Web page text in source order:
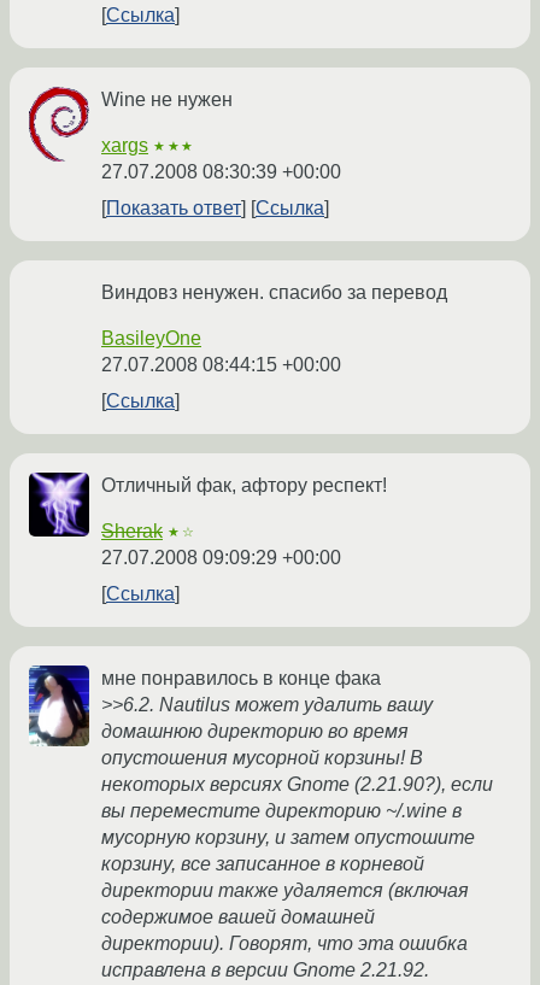
Ссылка
Wine не нужен
xargs ★★★
27.07.2008 08:30:39 +00:00
Показать ответ
Ссылка
Виндовз ненужен. спасибо за перевод
BasileyOne
27.07.2008 08:44:15 +00:00
Ссылка
Отличный фак, афтору респект!
Sherak ★☆
27.07.2008 09:09:29 +00:00
Ссылка
мне понравилось в конце фака
>>6.2. Nautilus может удалить вашу
домашнюю директорию во время
опустошения мусорной корзины! В
некоторых версиях Gnome (2.21.90?), если
вы переместите директорию ~/.wine в
мусорную корзину, и затем опустошите
корзину, все записанное в корневой
директории также удаляется (включая
содержимое вашей домашней
директории). Говорят, что эта ошибка
исправлена в версии Gnome 2.21.92.